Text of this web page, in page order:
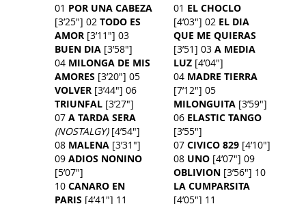
01 POR UNA CABEZA
[3’25"] 02 TODO ES
AMOR [3’11"] 03
BUEN DIA [3’58"]
04 MILONGA DE MIS
AMORES [3’20"] 05
VOLVER [3’44"] 06
TRIUNFAL [3’27"]
07 A TARDA SERA
(NOSTALGY)[4’54"]
08 MALENA [3’31"]
09 ADIOS NONINO
[5’07"]
10 CANARO EN
PARIS [4’41"] 11
01 EL CHOCLO
[4’03"] 02 EL DIA
QUE ME QUIERAS
[3’51] 03 A MEDIA
LUZ [4’04"]
04 MADRE TIERRA
[7’12"] 05
MILONGUITA [3’59"]
06 ELASTIC TANGO
[3’55"]
07 CIVICO 829 [4’10"]
08 UNO [4’07"] 09
OBLIVION [3’56"] 10
LA CUMPARSITA
[4’05"] 11